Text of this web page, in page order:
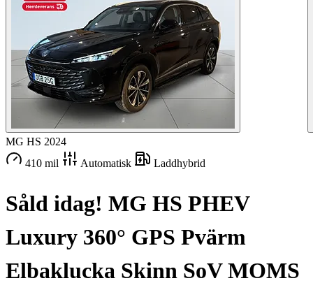
MG HS 2024
410 mil
Automatisk Laddhybrid
Såld idag! MG HS PHEV
Luxury 360° GPS Pvärm
Elbaklucka Skinn SoV MOMS